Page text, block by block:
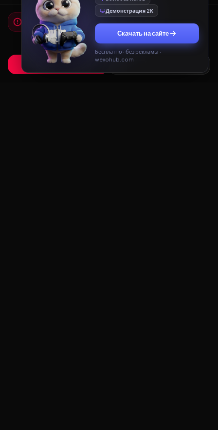
Мы используем cookies
Для работы сайта и показа рекламы мы используем
cookies. Продолжая использовать сайт, вы соглашаетесь с
Политикой конфиденциальностииПользовательским
соглашением.
Принять Только необходимые
Демонстрация 2К
Скачать на сайте
Бесплатно · без рекламы ·
wexohub.com